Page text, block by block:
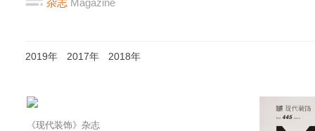
杂志Magazine
2019年 2017年 2018年
《现代装饰》杂志